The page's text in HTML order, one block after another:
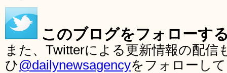
このブログをフォローす
また、Twitterによる更新情報の配
ひ@dailynewsagencyをフォローし